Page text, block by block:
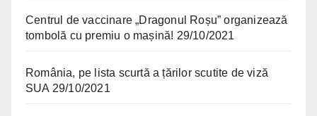
Centrul de vaccinare „Dragonul Roșu” organizează
tombolă cu premiu o mașină! 29/10/2021
România, pe lista scurtă a țărilor scutite de viză
SUA 29/10/2021